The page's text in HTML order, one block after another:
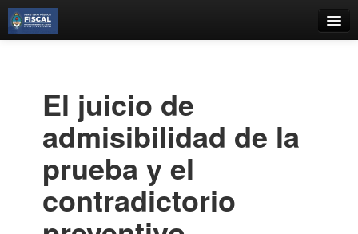
Estantes Virtuales
Contacto
Iniciar sesión
El juicio de
admisibilidad de la
prueba y el
contradictorio